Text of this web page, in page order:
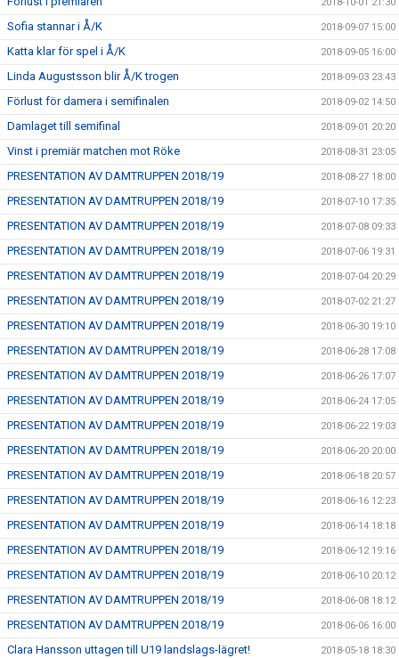
2018-10-01 21:30
Sofia stannar i Å/K 2018-09-07 15:00
Katta klar för spel i Å/K 2018-09-05 16:00
Linda Augustsson blir Å/K trogen 2018-09-03 23:43
Förlust för damera i semifinalen 2018-09-02 14:50
Damlaget till semifinal 2018-09-01 20:20
Vinst i premiär matchen mot Röke 2018-08-31 23:05
PRESENTATION AV DAMTRUPPEN 2018/19 2018-08-27 18:00
PRESENTATION AV DAMTRUPPEN 2018/19 2018-07-10 17:35
PRESENTATION AV DAMTRUPPEN 2018/19 2018-07-08 09:33
PRESENTATION AV DAMTRUPPEN 2018/19 2018-07-06 19:31
PRESENTATION AV DAMTRUPPEN 2018/19 2018-07-04 20:29
PRESENTATION AV DAMTRUPPEN 2018/19 2018-07-02 21:27
PRESENTATION AV DAMTRUPPEN 2018/19 2018-06-30 19:10
PRESENTATION AV DAMTRUPPEN 2018/19 2018-06-28 17:08
PRESENTATION AV DAMTRUPPEN 2018/19 2018-06-26 17:07
PRESENTATION AV DAMTRUPPEN 2018/19 2018-06-24 17:05
PRESENTATION AV DAMTRUPPEN 2018/19 2018-06-22 19:03
PRESENTATION AV DAMTRUPPEN 2018/19 2018-06-20 20:00
PRESENTATION AV DAMTRUPPEN 2018/19 2018-06-18 20:57
PRESENTATION AV DAMTRUPPEN 2018/19 2018-06-16 12:23
PRESENTATION AV DAMTRUPPEN 2018/19 2018-06-14 18:18
PRESENTATION AV DAMTRUPPEN 2018/19 2018-06-12 19:16
PRESENTATION AV DAMTRUPPEN 2018/19 2018-06-10 20:12
PRESENTATION AV DAMTRUPPEN 2018/19 2018-06-08 18:12
PRESENTATION AV DAMTRUPPEN 2018/19 2018-06-06 16:00
Clara Hansson uttagen till U19 landslags-lägret! 2018-05-18 18:30